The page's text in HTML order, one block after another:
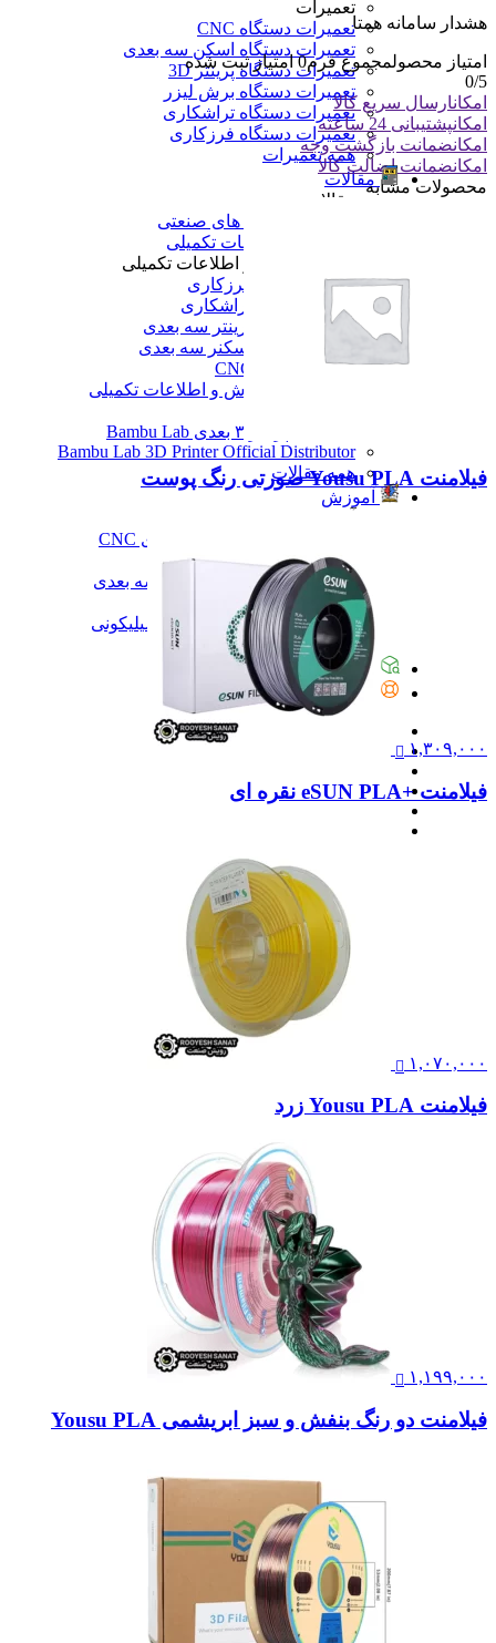
تعمیرات
تعمیرات دستگاه CNC
تعمیرات دستگاه اسکن سه بعدی
تعمیرات دستگاه پرینتر 3D
تعمیرات دستگاه برش لیزر
تعمیرات دستگاه تراشکاری
تعمیرات دستگاه فرزکاری
همه تعمیرات
مقالات
مقالات
مقایسه دستگاه های صنعتی
آموزش و اطلاعات تکمیلی
آموزش و اطلاعات تکمیلی
آموزش فرزکاری
آموزش تراشکاری
آموزش پرینتر سه بعدی
آموزش اسکنر سه بعدی
همه آموزش و اطلاعات تکمیلی
Bambu Lab 3D Printer Official Distributor
همه مقالات
آموزش
آموزش نرم‌افزار سالیدورک
آموزش جامع ساخت پرینتر سه بعدی
آموزش تراشکاری
آموزش کامل ساخت قالب سیلیکونی
همه آموزش
پیگیری سفارشات
تماس با ما
هشدار سامانه همتا
امتیاز محصولمجموع فرم0امتیاز ثبت شده
0/5
امکانارسال سریع کالا
امکانپشتیبانی 24 ساعته
امکانضمانت بازگشت وجه
امکانضمانت اضالت کالا
محصولات مشابه
فیلامنت Yousu PLA صورتی رنگ پوست
۱,۳۰۹,۰۰۰
فیلامنت +eSUN PLA نقره ای
۱,۰۷۰,۰۰۰
فیلامنت Yousu PLA زرد
۱,۱۹۹,۰۰۰
فیلامنت دو رنگ بنفش و سبز ابریشمی Yousu PLA